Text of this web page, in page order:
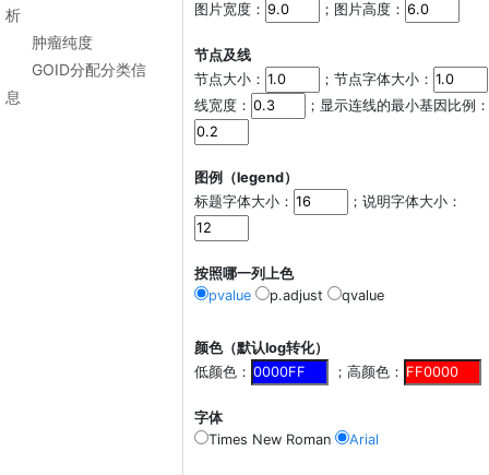
析
肿瘤纯度
GOID分配分类信
息
图片宽度：
；图片高度：
节点及线
节点大小：
；节点字体大小：
线宽度：
；显示连线的最小基因比例：
图例（legend）
标题字体大小：
；说明字体大小：
按照哪一列上色
pvalue
p.adjust qvalue
颜色（默认log转化）
低颜色：
；高颜色：
字体
Times New Roman
Arial